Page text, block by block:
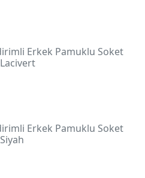
Erkek Pamuklu Soket
Erkek Pamuklu Soket